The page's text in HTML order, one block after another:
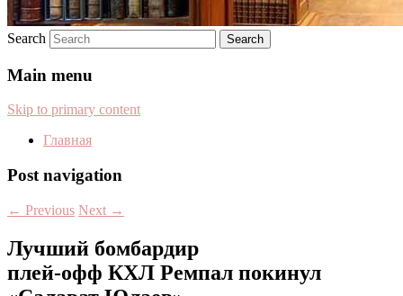
Search
Main menu
Skip to primary content
Главная
Post navigation
← Previous Next →
Лучший бомбардир
плей‑офф КХЛ Ремпал покинул